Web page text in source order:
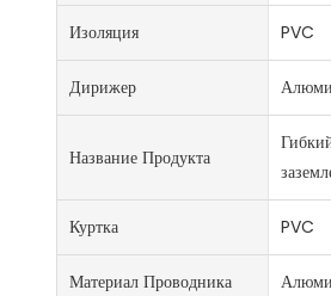
Изоляция PVC
Дирижер
Название Продукта
Куртка PVC
Материал Проводника